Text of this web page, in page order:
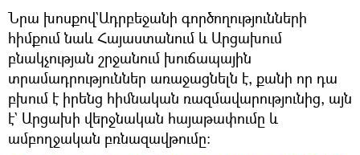
Նրա խոսքով`Ադրբեջանի գործողությունների
հիմքում նաև Հայաստանում և Արցախում
բնակչության շրջանում խուճապային
տրամադրություններ առաջացնելն է, քանի որ դա
բխում է իրենց հիմնական ռազմավարությունից, այն
է` Արցախի վերջնական հայաթափումը և
ամբողջական բռնազավթումը։